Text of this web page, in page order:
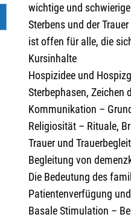
wichtige und
Sterbens und der
ist offen für alle, die
Kursinhalte
Hospizidee und
Sterbephasen, Zeichen
Kommunikation –
Religiosität – Rituale,
Trauer und
Begleitung von
Die Bedeutung des
Patientenverfügung
Basale Stimulation –